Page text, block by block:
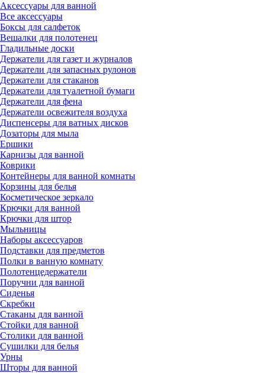
Аксессуары для ванной
Все аксессуары
Боксы для салфеток
Вешалки для полотенец
Гладильные доски
Держатели для газет и журналов
Держатели для запасных рулонов
Держатели для стаканов
Держатели для туалетной бумаги
Держатели для фена
Держатели освежителя воздуха
Диспенсеры для ватных дисков
Дозаторы для мыла
Ершики
Карнизы для ванной
Коврики
Контейнеры для ванной комнаты
Корзины для белья
Косметическое зеркало
Крючки для ванной
Крючки для штор
Мыльницы
Наборы аксессуаров
Подставки для предметов
Полки в ванную комнату
Полотенцедержатели
Поручни для ванной
Сиденья
Скребки
Стаканы для ванной
Стойки для ванной
Столики для ванной
Сушилки для белья
Урны
Шторы для ванной